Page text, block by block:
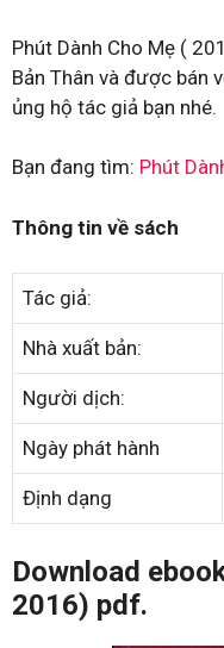
Phút Dành Cho Mẹ (
Bản Thân và được bán
ủng hộ tác giả bạn nhé.
Bạn đang tìm: Phút
Thông tin về sách
Tác giả:
Nhà xuất bản:
Người dịch:
Ngày phát hành
Định dạng
Download
2016) pdf.